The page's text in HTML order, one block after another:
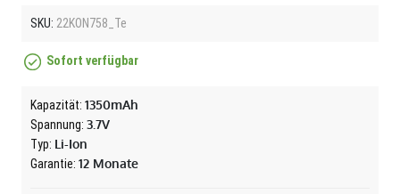
SKU: 22KON758_Te
Sofort verfügbar
Kapazität: 1350mAh
Spannung: 3.7V
Typ: Li-Ion
Garantie: 12 Monate